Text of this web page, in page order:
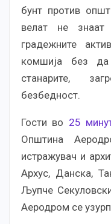
бунт против
велат не знаат
градежните
комшија без да
станарите,
безбедност.
Гости во 25
Општина
истражувач и
Архус, Данска,
Љупче
Аеродром се